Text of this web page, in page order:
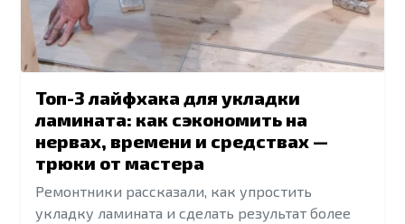
Топ-3 лайфхака для укладки
ламината: как сэкономить на
нервах, времени и средствах —
трюки от мастера
Ремонтники рассказали, как упростить
укладку ламината и сделать результат более